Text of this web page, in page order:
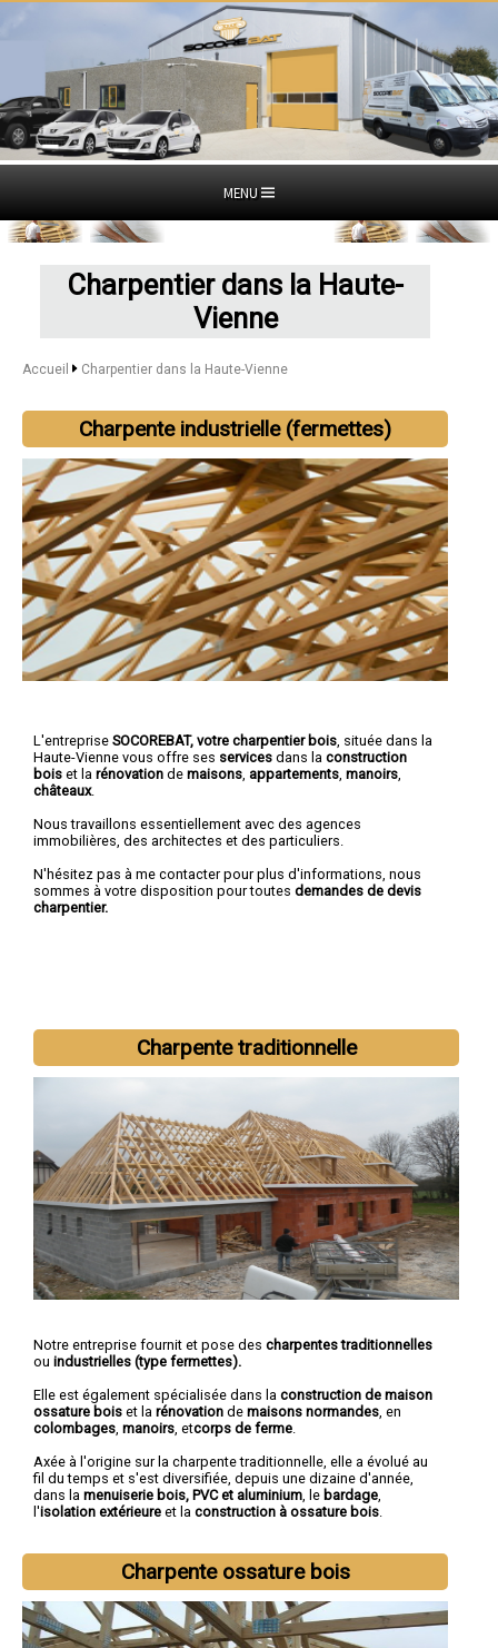
MENU
Charpentier dans la Haute-
Vienne
Accueil Charpentier dans la Haute-Vienne
Charpente industrielle (fermettes)
L'entreprise SOCOREBAT, votre charpentier bois , située dans la
Haute-Vienne vous offre ses services dans la construction
bois et la rénovation de maisons appartements manoirs
châteaux.
Nous travaillons essentiellement avec des agences
immobilières, des architectes et des particuliers.
N'hésitez pas à me contacter pour plus d'informations, nous
sommes à votre disposition pour toutes demandes de devis
charpentier.
Charpente traditionnelle
Notre entreprise fournit et pose des charpentes traditionnelles
ou industrielles (type fermettes).
Elle est également spécialisée dans la construction de maison
ossature bois et la rénovation de maisons normandes , en
colombages manoirs , etcorps de ferme
Axée à l'origine sur la charpente traditionnelle, elle a évolué au
fil du temps et s'est diversifiée, depuis une dizaine d'année,
dans la menuiserie bois, PVC et aluminium , le bardage
l'isolation extérieure et la construction à ossature bois
Charpente ossature bois